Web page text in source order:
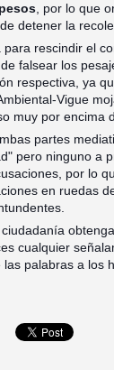
, por lo que
detener la
rescindir el
falsear los
respectiva, ya
Vigue
muy por encima
partes
pero ninguno a
por lo
en ruedas
cualquier
palabras a los